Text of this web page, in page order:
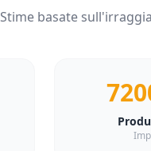
Stime basate